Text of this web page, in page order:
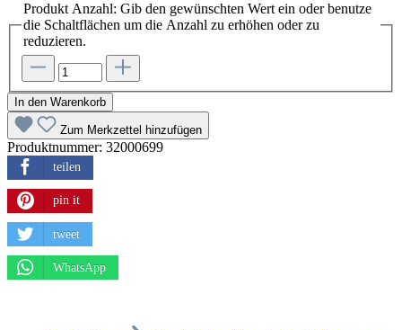
Produkt Anzahl: Gib den gewünschten Wert ein oder benutze
die Schaltflächen um die Anzahl zu erhöhen oder zu
reduzieren.
In den Warenkorb
Zum Merkzettel hinzufügen
Produktnummer: 32000699
teilen
pin it
tweet
WhatsApp